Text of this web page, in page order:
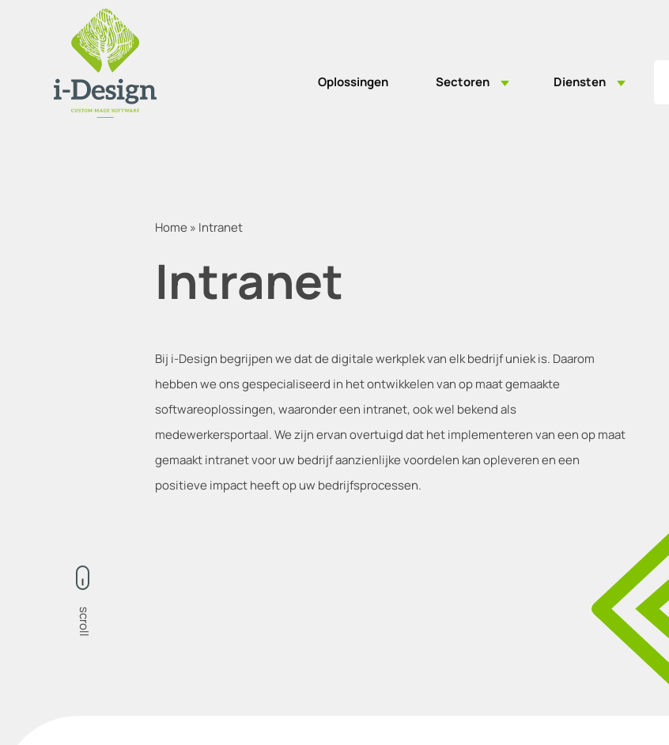
Oplossingen Sectoren Diensten
Home » Intranet
Intranet
Bij i-Design begrijpen we dat de digitale werkplek van elk bedrijf uniek is. Daarom
hebben we ons gespecialiseerd in het ontwikkelen van op maat gemaakte
softwareoplossingen, waaronder een intranet, ook wel bekend als
medewerkersportaal. We zijn ervan overtuigd dat het implementeren van een op maat
gemaakt intranet voor uw bedrijf aanzienlijke voordelen kan opleveren en een
positieve impact heeft op uw bedrijfsprocessen.
scroll